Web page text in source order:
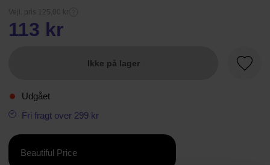
Vejl. pris 125,00 kr
113 kr
Ikke på lager
Udgået
Fri fragt over 299 kr
Beautiful Price